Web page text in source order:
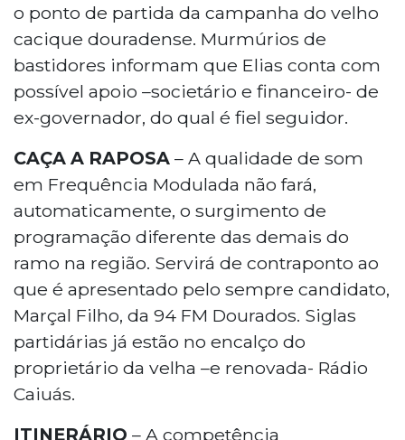
o ponto de partida da campanha do velho
cacique douradense. Murmúrios de
bastidores informam que Elias conta com
possível apoio –societário e financeiro- de
ex-governador, do qual é fiel seguidor.
CAÇA A RAPOSA – A qualidade de som
em Frequência Modulada não fará,
automaticamente, o surgimento de
programação diferente das demais do
ramo na região. Servirá de contraponto ao
que é apresentado pelo sempre candidato,
Marçal Filho, da 94 FM Dourados. Siglas
partidárias já estão no encalço do
proprietário da velha –e renovada- Rádio
Caiuás.
ITINERÁRIO – A competência